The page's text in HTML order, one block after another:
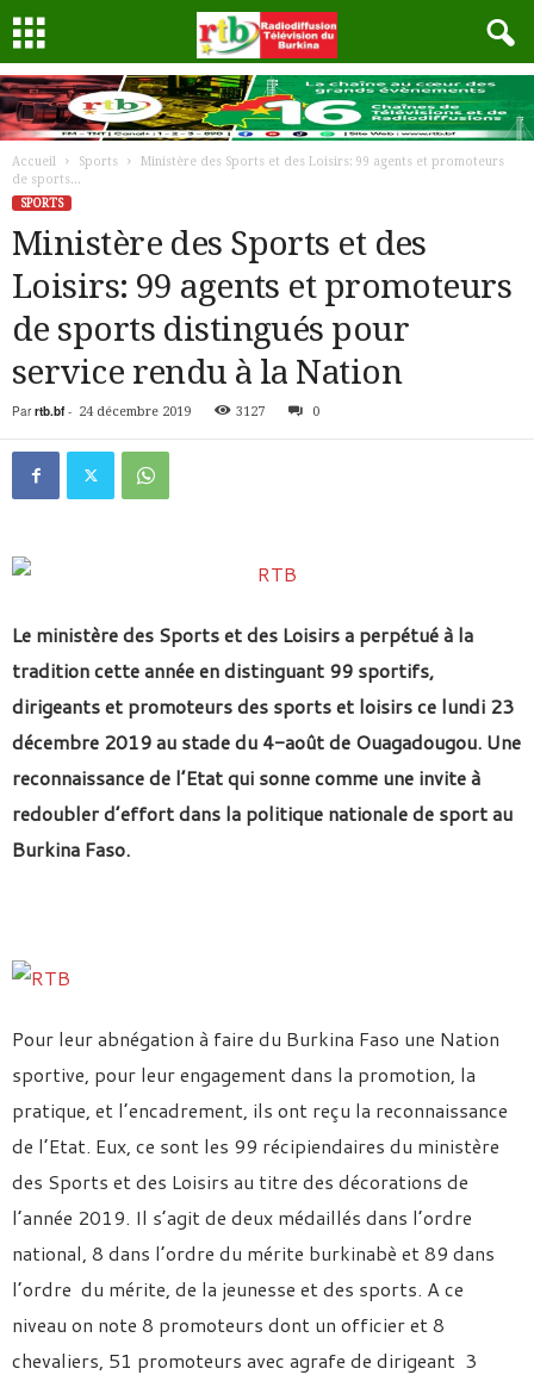
Accueil Sports
Ministère des Sports et des Loisirs: 99 agents et promoteurs
de sports...
SPORTS
Ministère des Sports et des
Loisirs: 99 agents et promoteurs
de sports distingués pour
service rendu à la Nation
Par rtb.bf- 24 décembre 2019 3127 0
Le ministère des Sports et des Loisirs a perpétué à la
tradition cette année en distinguant 99 sportifs,
dirigeants et promoteurs des sports et loisirs ce lundi 23
décembre 2019 au stade du 4-août de Ouagadougou. Une
reconnaissance de l’Etat qui sonne comme une invite à
redoubler d’effort dans la politique nationale de sport au
Burkina Faso.
Pour leur abnégation à faire du Burkina Faso une Nation
sportive, pour leur engagement dans la promotion, la
pratique, et l’encadrement, ils ont reçu la reconnaissance
de l’Etat. Eux, ce sont les 99 récipiendaires du ministère
des Sports et des Loisirs au titre des décorations de
l’année 2019. Il s’agit de deux médaillés dans l’ordre
national, 8 dans l’ordre du mérite burkinabè et 89 dans
l’ordre du mérite, de la jeunesse et des sports. A ce
niveau on note 8 promoteurs dont un officier et 8
chevaliers, 51 promoteurs avec agrafe de dirigeant 3